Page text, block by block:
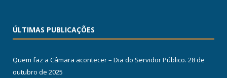
ÚLTIMAS PUBLICAÇÕES
Quem faz a Câmara acontecer – Dia do Servidor Público. 28 de
outubro de 2025